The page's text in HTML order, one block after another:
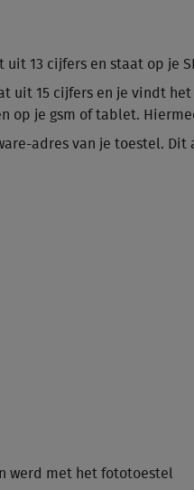
uit 13 cijfers en staat op je
uit 15 cijfers en je vindt
op je gsm of tablet.
adres van je toestel.
werd met het fototoestel